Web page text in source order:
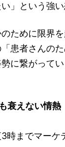
」という強い
ために限界
患者さんの
に繋がってい
衰えない情熱
時までマーケ